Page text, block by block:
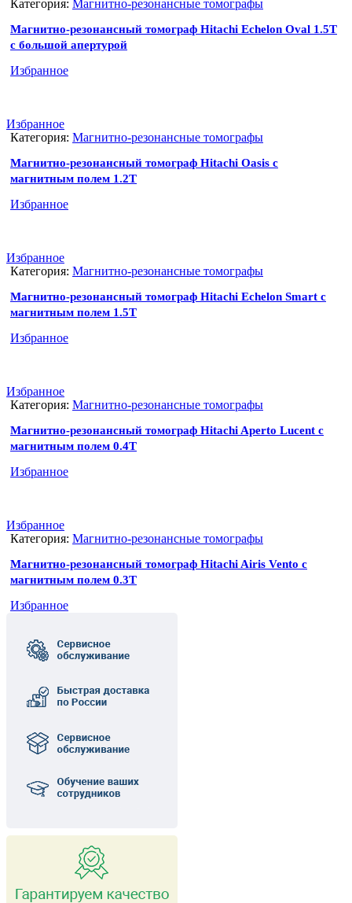
Категория: Магнитно-резонансные томографы
Магнитно-резонансный томограф Hitachi Echelon Oval 1.5T
с большой апертурой
Избранное
Избранное
Категория: Магнитно-резонансные томографы
Магнитно-резонансный томограф Hitachi Oasis с
магнитным полем 1.2T
Избранное
Избранное
Категория: Магнитно-резонансные томографы
Магнитно-резонансный томограф Hitachi Echelon Smart с
магнитным полем 1.5T
Избранное
Избранное
Категория: Магнитно-резонансные томографы
Магнитно-резонансный томограф Hitachi Aperto Lucent с
магнитным полем 0.4T
Избранное
Избранное
Категория: Магнитно-резонансные томографы
Магнитно-резонансный томограф Hitachi Airis Vento с
магнитным полем 0.3T
Избранное